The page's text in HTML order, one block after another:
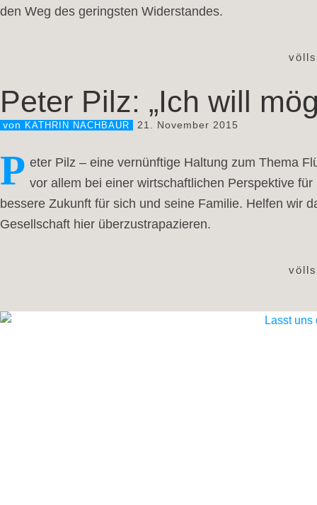
den Weg des geringsten Widerstandes.
Peter Pilz: „Ich will
von KATHRIN NACHBAUR 21. November 2015
P eter Pilz – eine vernünftige Haltung zum Thema
vor allem bei einer wirtschaftlichen Perspektive
bessere Zukunft für sich und seine Familie. Helfen wir
Gesellschaft hier überzustrapazieren.